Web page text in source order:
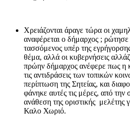
Χρειάζονται άραγε τώρα οι
αναφέρεται ο δήμαρχος ;
τασσόμενος υπέρ της εγρήγορσης.
θέμα, αλλά οι κυβερνήσεις
πρώην δήμαρχος ανέφερε πως η
τις αντιδράσεις των τοπικών
περίπτωση της Σητείας, και
φάνηκε αυτές τις μέρες, από την
ανάθεση της οριστικής
Καλο Χωριό.